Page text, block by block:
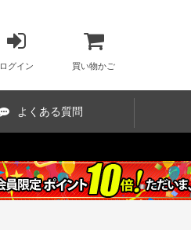
ログイン 買い物かご
よくある質問